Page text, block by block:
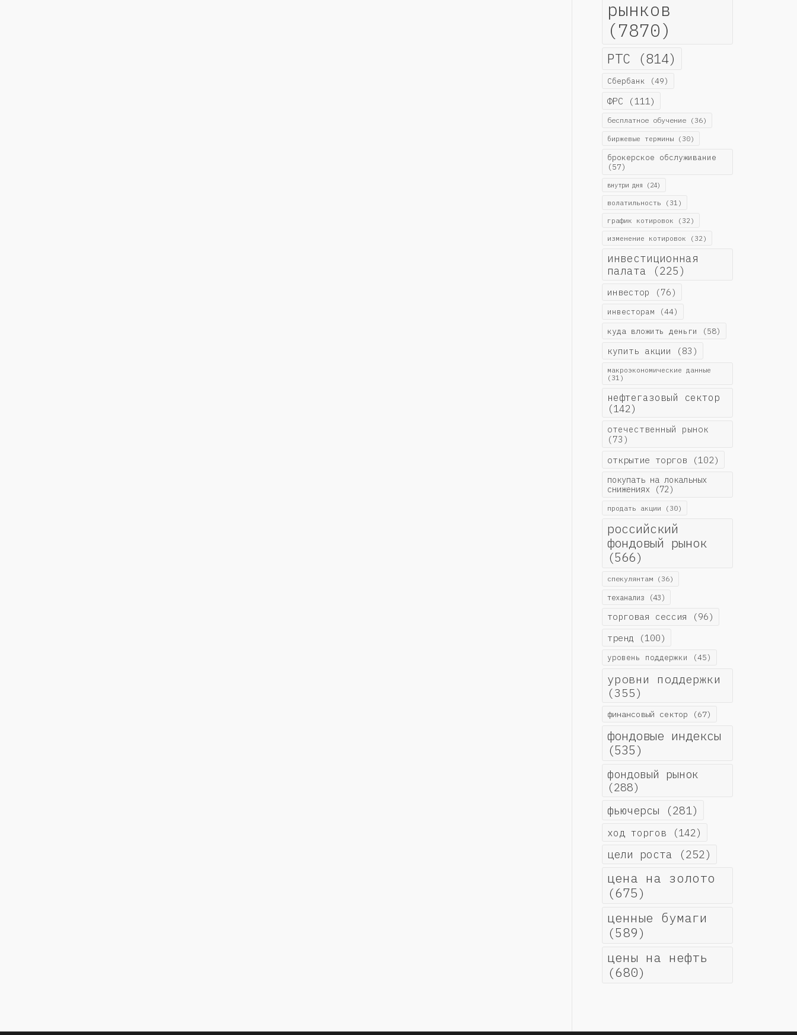
рынков
(7870)
РТС (814)
Сбербанк (49)
ФРС (111)
бесплатное обучение(36)
биржевые термины(30)
брокерское обслуживание
(57)
внутри дня (24)
волатильность (31)
график котировок (32)
изменение котировок (32)
инвестиционная
палата (225)
инвестор (76)
инвесторам (44)
куда вложить деньги (58)
купить акции (83)
макроэкономические данные
(31)
нефтегазовый сектор
(142)
отечественный рынок
(73)
открытие торгов (102)
покупать на локальных
снижениях(72)
продать акции (30)
российский
фондовый рынок
(566)
спекулянтам(36)
теханализ (43)
торговая сессия (96)
тренд (100)
уровень поддержки (45)
уровни поддержки
(355)
финансовый сектор (67)
фондовые индексы
(535)
фондовый рынок
(288)
фьючерсы (281)
ход торгов (142)
цели роста (252)
цена на золото
(675)
ценные бумаги
(589)
цены на нефть
(680)